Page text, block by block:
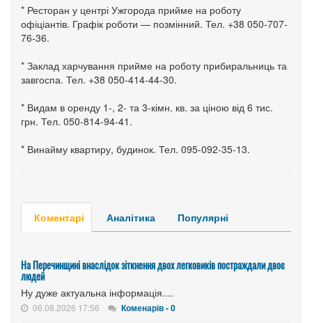
* Ресторан у центрі Ужгорода прийме на роботу
офіціантів. Графік роботи — позмінний. Тел. +38 050-707-
76-36.
* Заклад харчування прийме на роботу прибиральниць та
завгоспа. Тел. +38 050-414-44-30.
* Видам в оренду 1-, 2- та 3-кімн. кв. за ціною від 6 тис.
грн. Тел. 050-814-94-41.
* Винайму квартиру, будинок. Тел. 095-092-35-13.
Коментарі Аналітика Популярні
На Перечинщині внаслідок зіткнення двох легковиків постраждали двоє
людей
Ну дуже актуальна інформація....
06.08.2026 17:56 Коменарів - 0